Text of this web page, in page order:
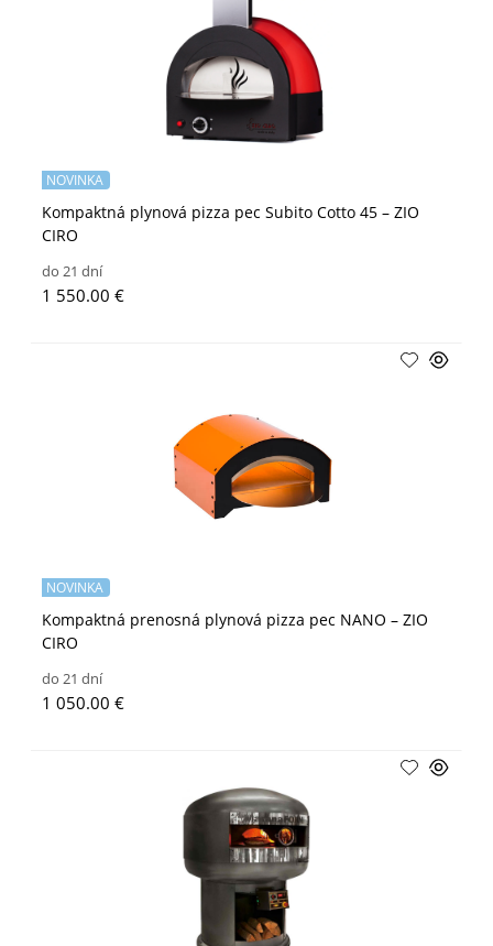
Kompaktná plynová pizza pec Subito Cotto 45 – ZIO
CIRO
NOVINKA
do 21 dní
1 550.00 €
Kompaktná prenosná plynová pizza pec NANO – ZIO
CIRO
NOVINKA
do 21 dní
1 050.00 €